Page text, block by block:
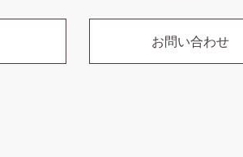
お問い合わせ